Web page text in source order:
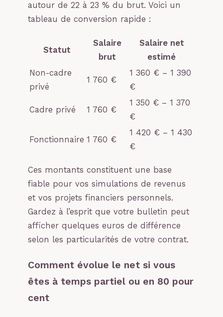
autour de 22 à 23 % du brut. Voici un
tableau de conversion rapide :
Statut
Salaire
brut
Salaire net
estimé
Non-cadre
privé
1 760 €
1 360 € – 1 390
€
Cadre privé 1 760 €
1 350 € – 1 370
€
Fonctionnaire 1 760 €
1 420 € – 1 430
€
Ces montants constituent une base
fiable pour vos simulations de revenus
et vos projets financiers personnels.
Gardez à l’esprit que votre bulletin peut
afficher quelques euros de différence
selon les particularités de votre contrat.
Comment évolue le net si vous
êtes à temps partiel ou en 80 pour
cent